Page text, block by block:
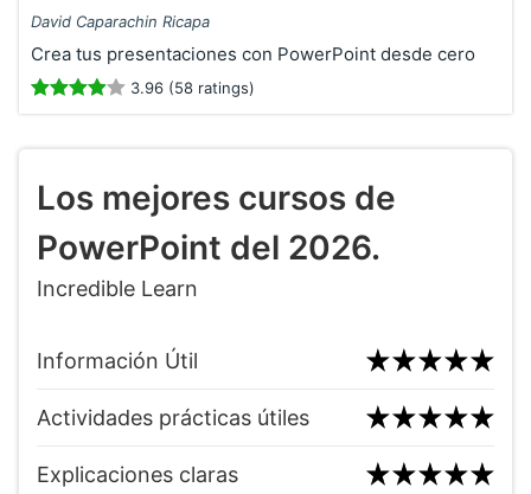
David Caparachin Ricapa
Crea tus presentaciones con PowerPoint desde cero
3.96 (58 ratings)
Los mejores cursos de
PowerPoint del 2026.
Incredible Learn
Información Útil
Actividades prácticas útiles
Explicaciones claras